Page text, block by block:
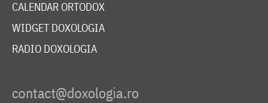
CALENDAR ORTODOX
WIDGET DOXOLOGIA
RADIO DOXOLOGIA